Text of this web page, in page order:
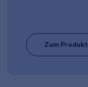
Zum Produkt